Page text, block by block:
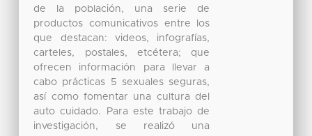
de la población, una serie de
productos comunicativos entre los
que destacan: videos, infografías,
carteles, postales, etcétera; que
ofrecen información para llevar a
cabo prácticas 5 sexuales seguras,
así como fomentar una cultura del
auto cuidado. Para este trabajo de
investigación, se realizó una